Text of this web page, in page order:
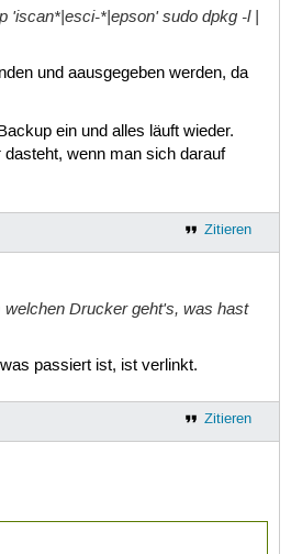
'iscan*|esci-*|epson' sudo dpkg -l |
und aausgegeben werden, da
ein und alles läuft wieder.
wenn man sich darauf
Zitieren
Drucker geht's, was hast
passiert ist, ist verlinkt.
Zitieren